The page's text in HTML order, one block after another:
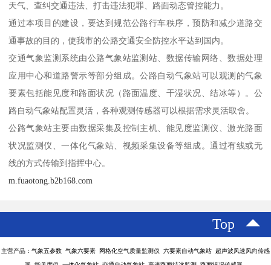
天气、查纠交通违法、打击违法犯罪、路面动态管控能力。
通过本项目的建设，要达到规范公路行车秩序，预防和减少道路交
通事故的目的，使我市的公路交通安全防控水平达到国内。
交通气象监测系统由公路气象站监测站、数据传输网络、数据处理
应用中心和道路警示等部分组成。公路自动气象站可以观测的气象
要素包括能见度和路面状况（路面温度、干湿状况、结冰等）。公
路自动气象站配置灵活，各种观测传感器可以根据需求灵活取舍。
公路气象站主要由数据采集及控制主机、能见度监测仪、激光路面
状况监测仪、一体化气象站、视频采集设备等组成。通过有线或无
线的方式传输到指挥中心。
m.fuaotong.b2b168.com
Top
主营产品：气象五参数 气象六要素 网格化空气质量监测仪 六要素自动气象站 超声波风速风向传感